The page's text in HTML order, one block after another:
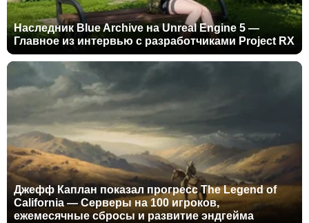
Наследник Blue Archive на Unreal Engine 5 —
Главное из интервью с разработчиками Project RX
Джефф Каплан показал прогресс The Legend of
California — Серверы на 100 игроков,
ежемесячные сбросы и развитие эндгейма